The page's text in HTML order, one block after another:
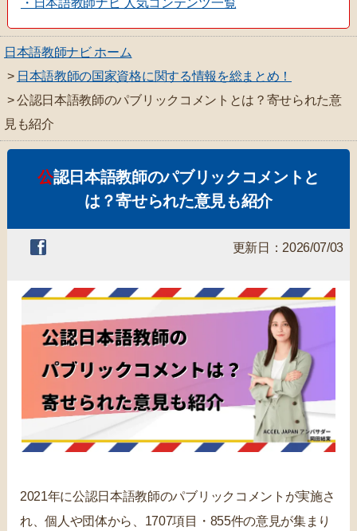
・日本語教師ナビ 人気コンテンツ一覧
日本語教師ナビ ホーム
> 日本語教師の国家資格に関する情報を総まとめ！
> 公認日本語教師のパブリックコメントとは？寄せられた意
見も紹介
公認日本語教師のパブリックコメントと
は？寄せられた意見も紹介
更新日：2026/07/03
2021年に公認日本語教師のパブリックコメントが実施さ
れ、個人や団体から、1707項目・855件の意見が集まり